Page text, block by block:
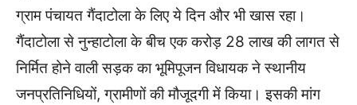
ग्राम पंचायत गैंदाटोला के लिए ये दिन और भी खास रहा।
गैंदाटोला से नुन्हाटोला के बीच एक करोड़ 28 लाख की लागत से
निर्मित होने वाली सड़क का भूमिपूजन विधायक ने स्थानीय
जनप्रतिनिधियों, ग्रामीणों की मौजूदगी में किया। इसकी मांग